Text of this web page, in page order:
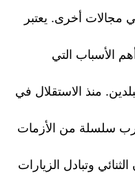
مجالات أخرى. يعتبر
الأسباب التي
منذ الاستقلال في
سلسلة من الأزمات
وتبادل الزيارات